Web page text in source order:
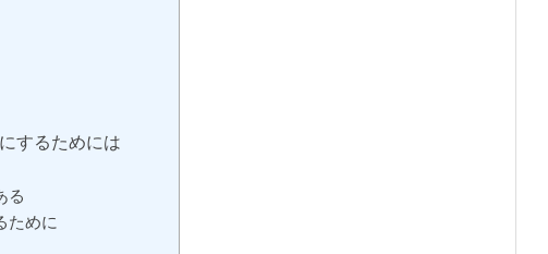
するためには
る
ために